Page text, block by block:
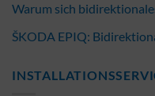
Warum sich
ŠKODA EPIQ: